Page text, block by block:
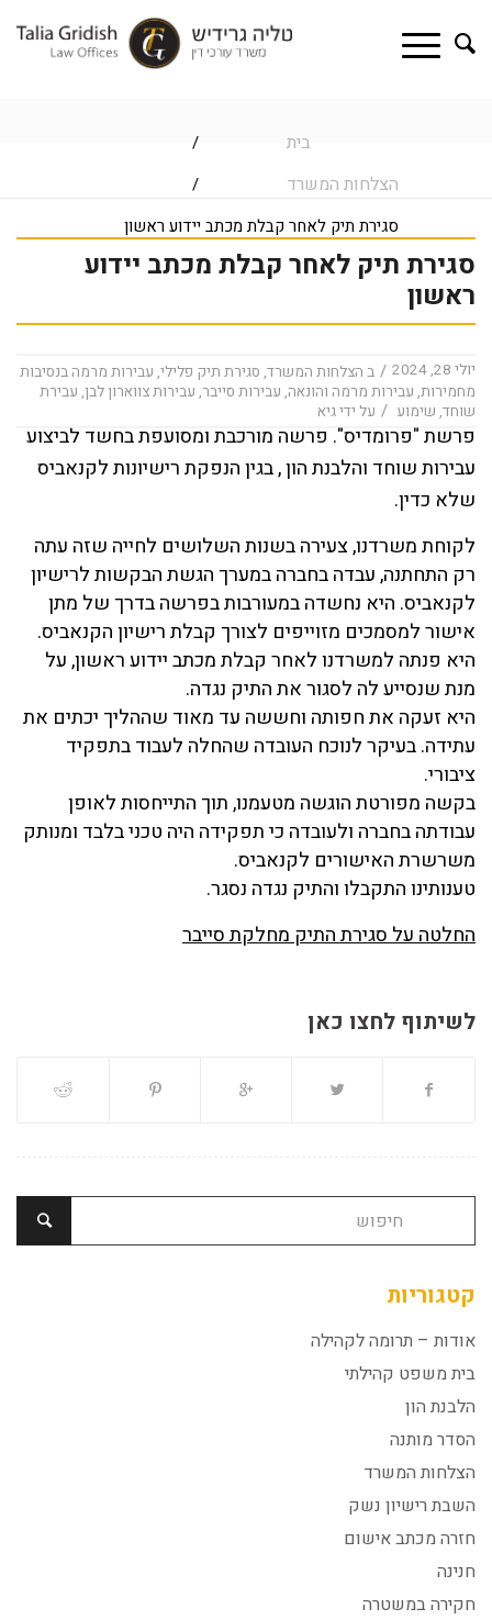
בית /
הצלחות המשרד
/
סגירת תיק לאחר קבלת מכתב יידוע ראשון
סגירת תיק לאחר קבלת מכתב יידוע
ראשון
יולי 28, 2024 / ב הצלחות המשרד, סגירת תיק פלילי, עבירות מרמה בנסיבות
מחמירות, עבירות מרמה והונאה, עבירות סייבר, עבירות צווארון לבן, עבירת
שוחד, שימוע / על ידיגיא
פרשת "פרומדיס". פרשה מורכבת ומסועפת בחשד לביצוע
עבירות שוחד והלבנת הון , בגין הנפקת רישיונות לקנאביס
שלא כדין.
לקוחת משרדנו, צעירה בשנות השלושים לחייה שזה עתה
רק התחתנה, עבדה בחברה במערך הגשת הבקשות לרישיון
לקנאביס. היא נחשדה במעורבות בפרשה בדרך של מתן
אישור למסמכים מזוייפים לצורך קבלת רישיון הקנאביס.
היא פנתה למשרדנו לאחר קבלת מכתב יידוע ראשון, על
מנת שנסייע לה לסגור את התיק נגדה.
היא זעקה את חפותה וחששה עד מאוד שההליך יכתים את
עתידה. בעיקר לנוכח העובדה שהחלה לעבוד בתפקיד
ציבורי.
בקשה מפורטת הוגשה מטעמנו, תוך התייחסות לאופן
עבודתה בחברה ולעובדה כי תפקידה היה טכני בלבד ומנותק
משרשרת האישורים לקנאביס.
טענותינו התקבלו והתיק נגדה נסגר.
החלטה על סגירת התיק מחלקת סייבר
לשיתוף לחצו כאן
קטגוריות
אודות – תרומה לקהילה
בית משפט קהילתי
הלבנת הון
הסדר מותנה
הצלחות המשרד
השבת רישיון נשק
חזרה מכתב אישום
חנינה
חקירה במשטרה